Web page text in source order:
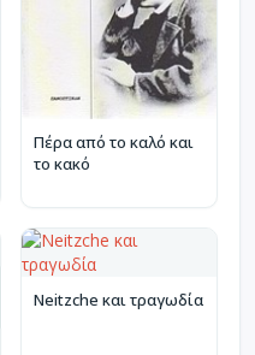
Πέρα από το καλό και
το κακό
Neitzche και τραγωδία